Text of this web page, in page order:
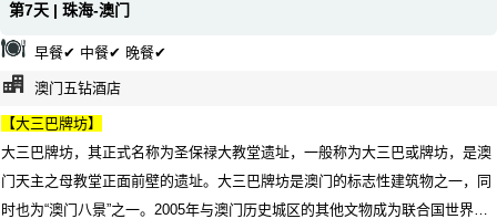
第7天 | 珠海-澳门
早餐✔ 中餐✔ 晚餐✔
澳门五钻酒店
【大三巴牌坊】
大三巴牌坊，其正式名称为圣保禄大教堂遗址，一般称为大三巴或牌坊，是澳
门天主之母教堂正面前壁的遗址。大三巴牌坊是澳门的标志性建筑物之一，同
时也为“澳门八景”之一。2005年与澳门历史城区的其他文物成为联合国世界文